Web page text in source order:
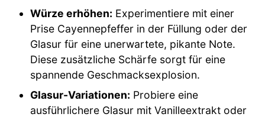
Würze erhöhen: Experimentiere mit einer
Prise Cayennepfeffer in der Füllung oder der
Glasur für eine unerwartete, pikante Note.
Diese zusätzliche Schärfe sorgt für eine
spannende Geschmacksexplosion.
Glasur-Variationen: Probiere eine
ausführlichere Glasur mit Vanilleextrakt oder